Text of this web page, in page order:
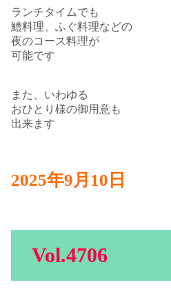
ランチタイムでも
鱧料理、ふぐ料理などの
夜のコース料理が
可能です
また、いわゆる
おひとり様の御用意も
出来ます
2025年9月10日
Vol.4706